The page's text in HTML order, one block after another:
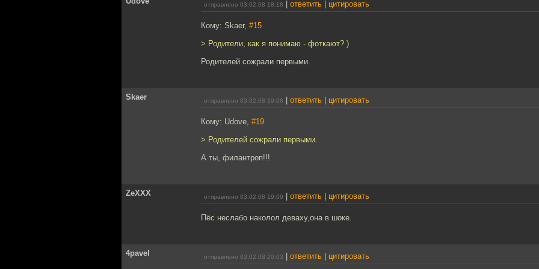
отправлено 03.02.08 18:18 ответить цитировать
Кому: Skaer, #15
> Родители, как я понимаю - фоткают? )
Родителей сожрали первыми.
Skaer отправлено 03.02.08 19:08 ответить цитировать
Кому: Udove, #19
> Родителей сожрали первыми.
А ты, филантроп!!!
ZeXXX отправлено 03.02.08 19:09 ответить цитировать
Пёс неслабо наколол деваху,она в шоке.
4pavel отправлено 03.02.08 20:03 ответить цитировать